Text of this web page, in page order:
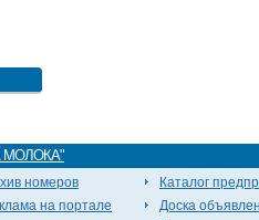
МОЛОКА"
номеров
на портале
Каталог
Доска